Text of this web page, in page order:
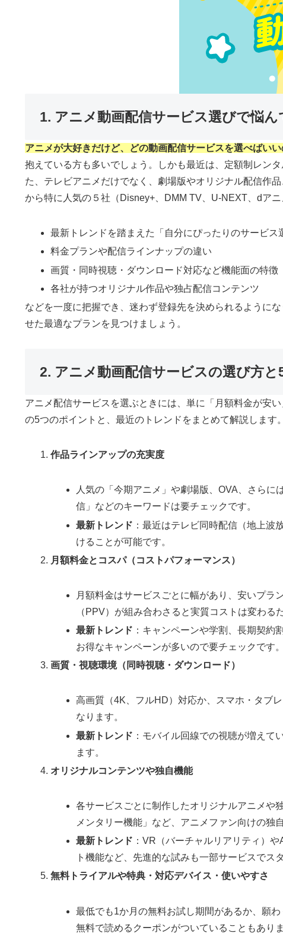
1. アニメ動画配信サービス選びで悩
アニメが大好きだけど、どの動画配信サービスを選べばい
抱えている方も多いでしょう。しかも最近は、定額制レン
た、テレビアニメだけでなく、劇場版やオリジナル配信作
から特に人気の５社（Disney+、DMM TV、U-NEXT、dア
最新トレンドを踏まえた「自分にぴったりのサービス
料金プランや配信ラインナップの違い
画質・同時視聴・ダウンロード対応など機能面の特徴
各社が持つオリジナル作品や独占配信コンテンツ
などを一度に把握でき、迷わず登録先を決められるように
せた最適なプランを見つけましょう。
2. アニメ動画配信サービスの選び方と
アニメ配信サービスを選ぶときには、単に「月額料金が安
の5つのポイントと、最近のトレンドをまとめて解説します。
作品ラインアップの充実度
人気の「今期アニメ」や劇場版、OVA、さら
信」などのキーワードは要チェックです。
最新トレンド ：最近はテレビ同時配信（地上
けることが可能です。
月額料金とコスパ（コストパフォーマンス）
月額料金はサービスごとに幅があり、安いプ
（PPV）が組み合わさると実質コストは変わる
最新トレンド ：キャンペーンや学割、長期契
お得なキャンペーンが多いので要チェックです。
画質・視聴環境（同時視聴・ダウンロード）
高画質（4K、フルHD）対応か、スマホ・タブ
なります。
最新トレンド ：モバイル回線での視聴が増え
ます。
オリジナルコンテンツや独自機能
各サービスごとに制作したオリジナルアニメや
メンタリー機能」など、アニメファン向けの独
最新トレンド ：VR（バーチャルリアリティ）
ト機能など、先進的な試みも一部サービスでス
無料トライアルや特典・対応デバイス・使いやすさ
最低でも1か月の無料お試し期間があるか、願
無料で読めるクーポンがついていることもありま